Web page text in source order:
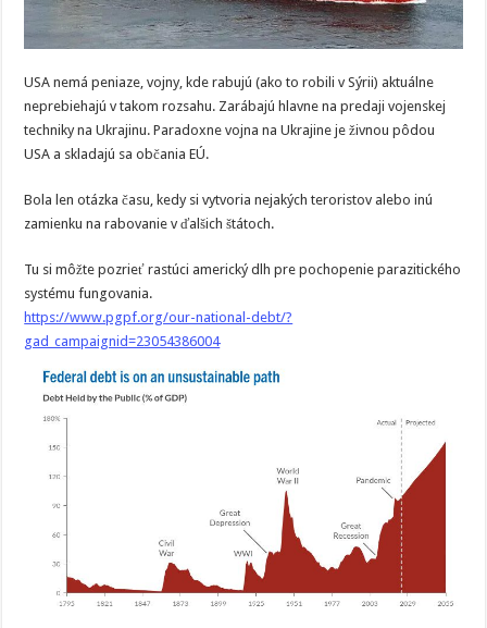
USA nemá peniaze, vojny, kde rabujú (ako to robili v Sýrii) aktuálne
neprebiehajú v takom rozsahu. Zarábajú hlavne na predaji vojenskej
techniky na Ukrajinu. Paradoxne vojna na Ukrajine je živnou pôdou
USA a skladajú sa občania EÚ.
Bola len otázka času, kedy si vytvoria nejakých teroristov alebo inú
zamienku na rabovanie v ďalšich štátoch.
Tu si môžte pozrieť rastúci americký dlh pre pochopenie parazitického
systému fungovania.
https://www.pgpf.org/our-national-debt/?
gad_campaignid=23054386004